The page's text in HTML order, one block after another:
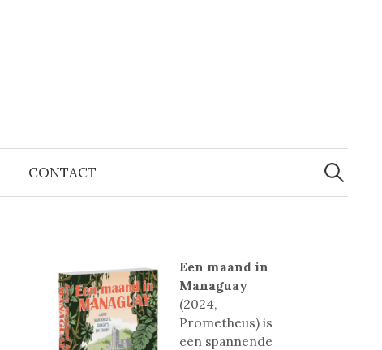
CONTACT
Zoeken
naar:
Een maand in
Managuay
(2024,
Prometheus) is
een spannende